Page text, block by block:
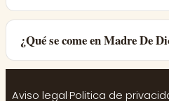
¿Qué se come en Madre De
Aviso legal·Politica de